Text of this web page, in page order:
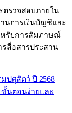
ตรวจสอบภายใน
นการเงินบัญชีและ
หรับการสัมภาษณ์
สื่อสารประสาน
ปศุสัตว์ ปี 2568
นตอนง่ายและ